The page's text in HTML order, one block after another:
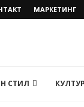
МАРКЕТИНГ
СТИЛ